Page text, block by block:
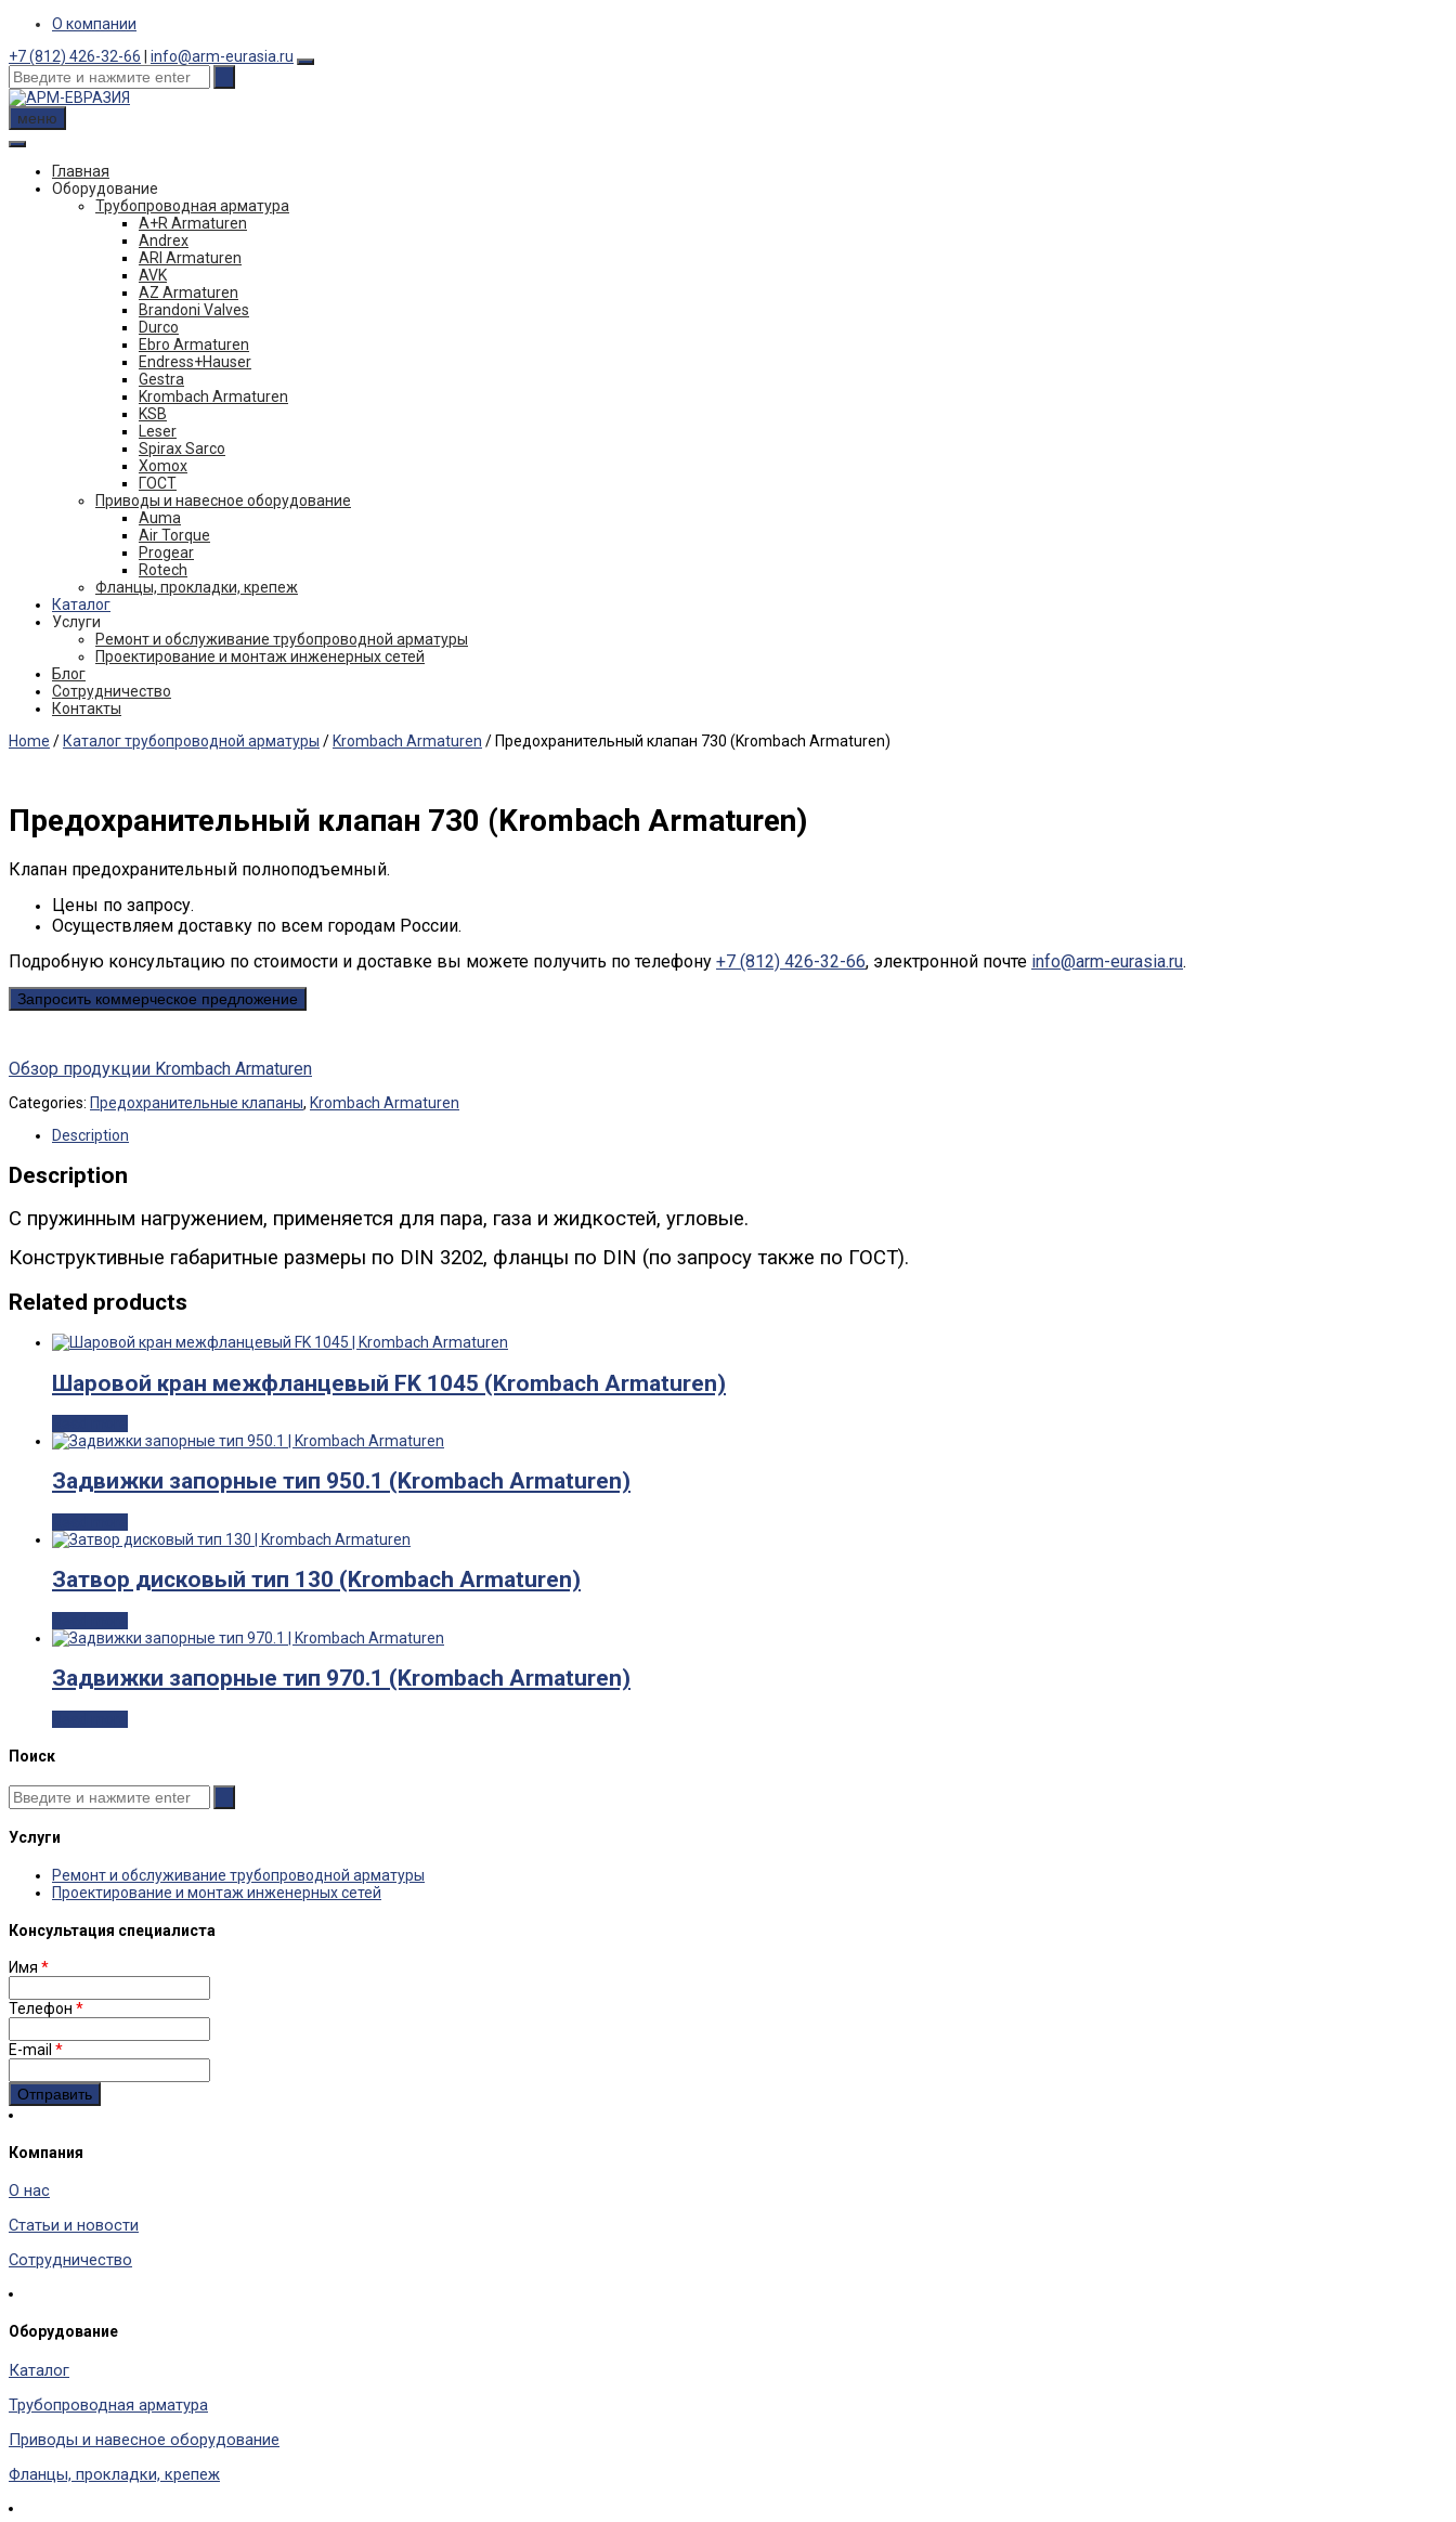
Skip
content
О компании
+7 (812) 426-32-66
info@arm-eurasia.ru
меню
Главная
Оборудование
Трубопроводная арматура
A+R Armaturen
Andrex
ARI Armaturen
AVK
AZ Armaturen
Brandoni Valves
Durco
Ebro Armaturen
Endress+Hauser
Gestra
Krombach Armaturen
KSB
Leser
Spirax Sarco
Xomox
ГОСТ
Приводы и навесное оборудование
Auma
Air Torque
Progear
Rotech
Фланцы, прокладки, крепеж
Каталог
Услуги
Ремонт и обслуживание трубопроводной арматуры
Проектирование и монтаж инженерных сетей
Блог
Сотрудничество
Контакты
Home / Каталог трубопроводной арматуры / Krombach Armaturen / Предохранительный клапан 730 (Krombach Armaturen)
Предохранительный клапан 730 (Krombach Armaturen)
Клапан предохранительный полноподъемный.
Цены по запросу.
Осуществляем доставку по всем городам России.
Подробную консультацию по стоимости и доставке вы можете получить по телефону +7 (812) 426-32-66, электронной почте info@arm-eurasia.ru.
Запросить коммерческое предложение
Обзор продукции Krombach Armaturen
Categories: Предохранительные клапаны, Krombach Armaturen
Description
Description
С пружинным нагружением, применяется для пара, газа и жидкостей, угловые.
Конструктивные габаритные размеры по DIN 3202, фланцы по DIN (по запросу также по ГОСТ).
Related products
Шаровой кран межфланцевый FK 1045 (Krombach Armaturen)
Задвижки запорные тип 950.1 (Krombach Armaturen)
Затвор дисковый тип 130 (Krombach Armaturen)
Задвижки запорные тип 970.1 (Krombach Armaturen)
Поиск
Услуги
Ремонт и обслуживание трубопроводной арматуры
Проектирование и монтаж инженерных сетей
Консультация специалиста
Имя *
Телефон *
E-mail *
Компания
О нас
Статьи и новости
Сотрудничество
Оборудование
Каталог
Трубопроводная арматура
Приводы и навесное оборудование
Фланцы, прокладки, крепеж